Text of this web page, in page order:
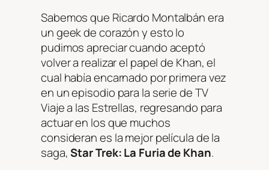
Sabemos que Ricardo Montalbán era
un geek de corazón y esto lo
pudimos apreciar cuando aceptó
volver a realizar el papel de Khan, el
cual había encarnado por primera vez
en un episodio para la serie de TV
Viaje a las Estrellas, regresando para
actuar en los que muchos
consideran es la mejor película de la
saga,Star Trek: La Furia de Khan.